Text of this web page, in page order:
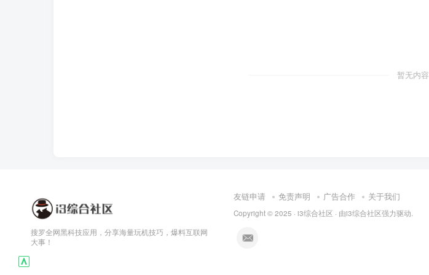
暂无内容
搜罗全网黑科技应用，分享海量玩机技巧，爆料互联网
大事！
友链申请 免责声明 广告合作 关于我们
Copyright © 2025 · i3综合社区 · 由i3综合社区强力驱动.